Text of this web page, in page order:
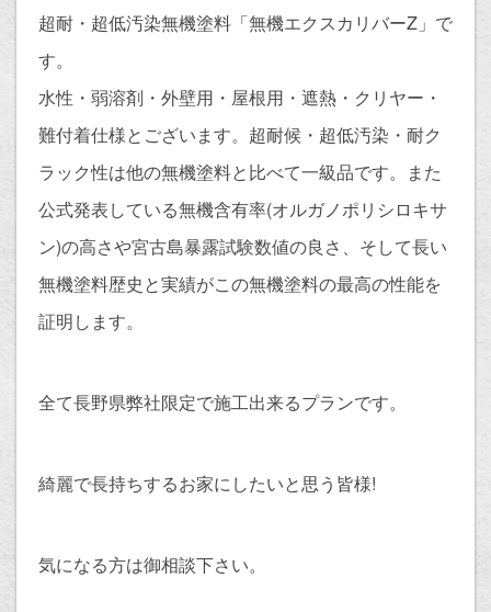
超耐・超低汚染無機塗料「無機エクスカリバーZ」で
す。
水性・弱溶剤・外壁用・屋根用・遮熱・クリヤー・
難付着仕様とございます。超耐候・超低汚染・耐ク
ラック性は他の無機塗料と比べて一級品です。また
公式発表している無機含有率(オルガノポリシロキサ
ン)の高さや宮古島暴露試験数値の良さ、そして長い
無機塗料歴史と実績がこの無機塗料の最高の性能を
証明します。
全て長野県弊社限定で施工出来るプランです。
綺麗で長持ちするお家にしたいと思う皆様!
気になる方は御相談下さい。